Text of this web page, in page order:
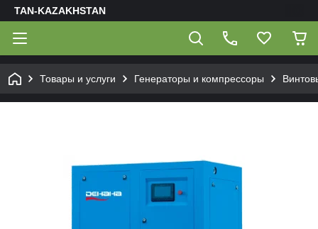
TAN-KAZAKHSTAN
Товары и услуги Генераторы и компрессоры